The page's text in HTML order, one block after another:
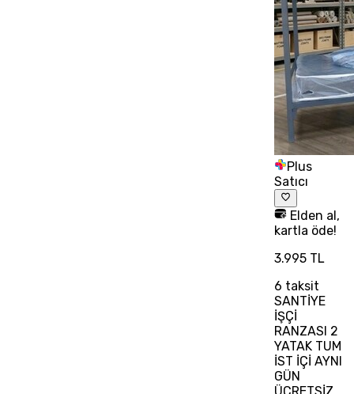
Plus
Satıcı
Elden al,
kartla öde!
3.995 TL
6 taksit
SANTİYE
İŞÇİ
RANZASI 2
YATAK TUM
İST İÇİ AYNI
GÜN
ÜCRETSİZ